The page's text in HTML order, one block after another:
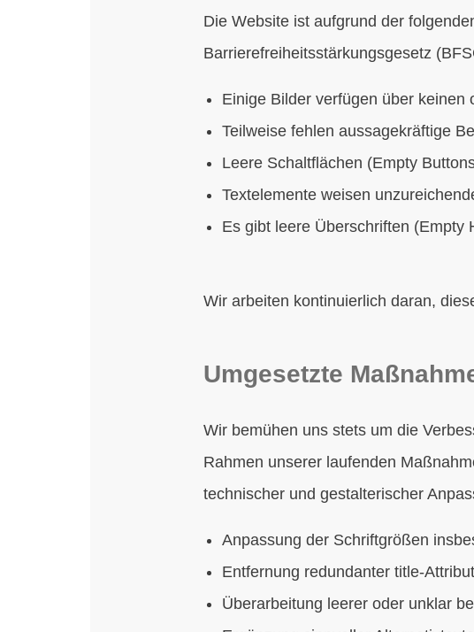
Die Website ist aufgrund der
Barrierefreiheitsstärkungsgesetz
Einige Bilder verfügen über keinen
Teilweise fehlen aussagekräftige
Leere Schaltflächen (Empty
Textelemente weisen
Es gibt leere Überschriften (Empty
Wir arbeiten kontinuierlich daran,
Umgesetzte
Wir bemühen uns stets um die
Rahmen unserer laufenden
technischer und gestalterischer
Anpassung der Schriftgrößen
Entfernung redundanter title-
Überarbeitung leerer oder unklar